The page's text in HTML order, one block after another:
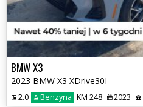
BMW X3
2023 BMW X3 XDrive30I
2.0 Benzyna KM 248 2023